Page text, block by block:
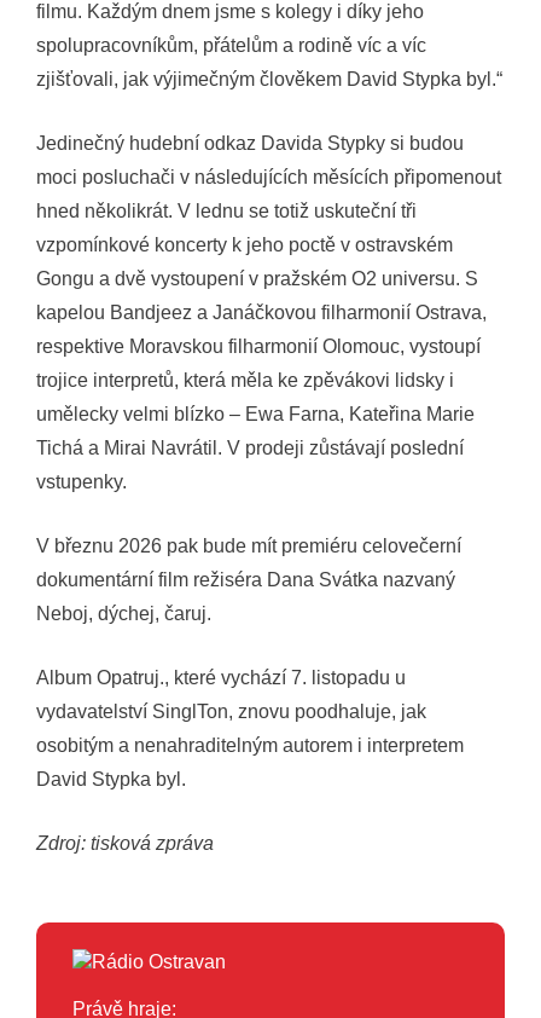
filmu. Každým dnem jsme s kolegy i díky jeho
spolupracovníkům, přátelům a rodině víc a víc
zjišťovali, jak výjimečným člověkem David Stypka byl.“
Jedinečný hudební odkaz Davida Stypky si budou
moci posluchači v následujících měsících připomenout
hned několikrát. V lednu se totiž uskuteční tři
vzpomínkové koncerty k jeho poctě v ostravském
Gongu a dvě vystoupení v pražském O2 universu. S
kapelou Bandjeez a Janáčkovou filharmonií Ostrava,
respektive Moravskou filharmonií Olomouc, vystoupí
trojice interpretů, která měla ke zpěvákovi lidsky i
umělecky velmi blízko – Ewa Farna, Kateřina Marie
Tichá a Mirai Navrátil. V prodeji zůstávají poslední
vstupenky.
V březnu 2026 pak bude mít premiéru celovečerní
dokumentární film režiséra Dana Svátka nazvaný
Neboj, dýchej, čaruj.
Album Opatruj., které vychází 7. listopadu u
vydavatelství SinglTon, znovu poodhaluje, jak
osobitým a nenahraditelným autorem i interpretem
David Stypka byl.
Zdroj: tisková zpráva
Právě hraje: